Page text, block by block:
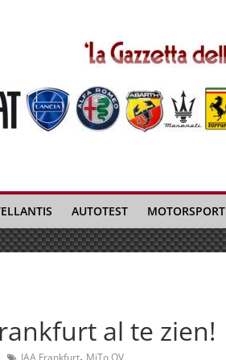
AUTOTEST MOTORSPORT
al te zien!
IAA Frankfurt, MiTo QV